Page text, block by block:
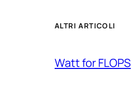
ALTRI ARTICOLI
Watt for FLOPS